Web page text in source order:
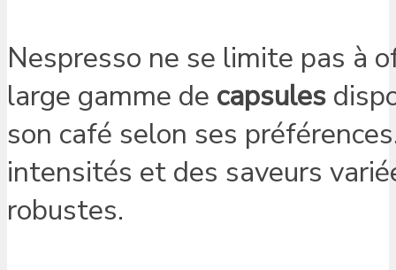
Nespresso ne se limite pas à
large gamme de capsules
son café selon ses
intensités et des saveurs
robustes.